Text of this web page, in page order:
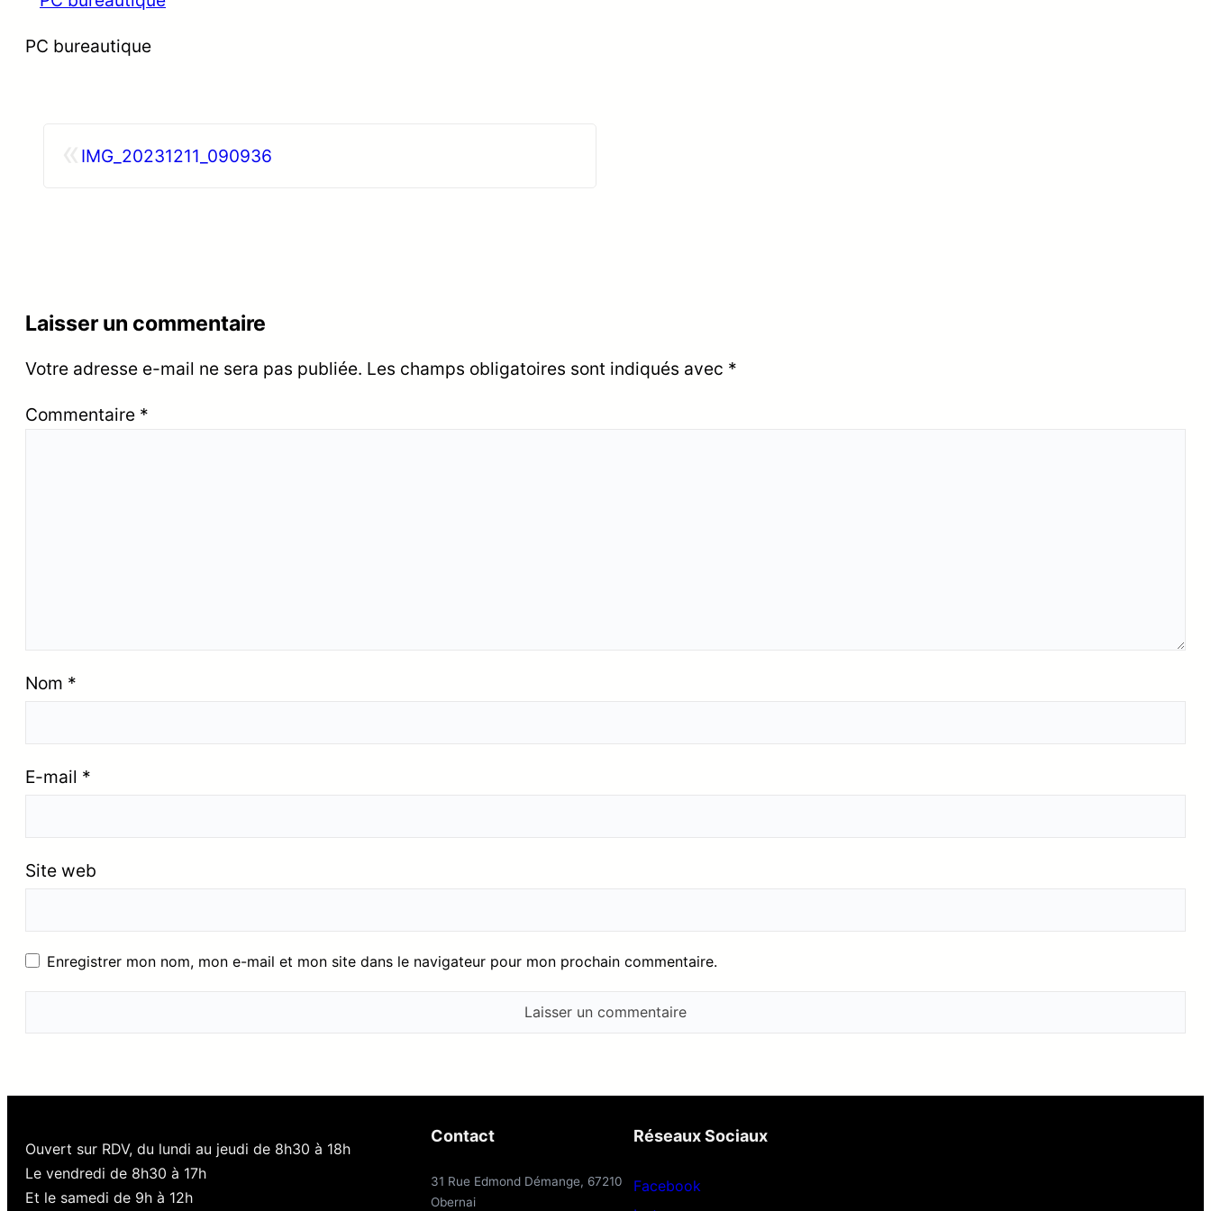
PC bureautique
IMG_20231211_090936
Laisser un commentaire
Votre adresse e-mail ne sera pas publiée. Les champs obligatoires sont indiqués avec *
Commentaire *
Nom *
E-mail *
Site web
Enregistrer mon nom, mon e-mail et mon site dans le navigateur pour mon prochain commentaire.
Ouvert sur RDV, du lundi au jeudi de 8h30 à 18h
Le vendredi de 8h30 à 17h
Et le samedi de 9h à 12h
Contact
31 Rue Edmond Démange, 67210
Obernai
Réseaux Sociaux
Facebook